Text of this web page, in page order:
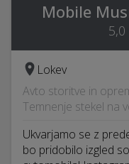
Mobile
5,0
Lokev
Avto storitve in
Temnenje stekel na
Ukvarjamo se z
bo pridobilo izgled